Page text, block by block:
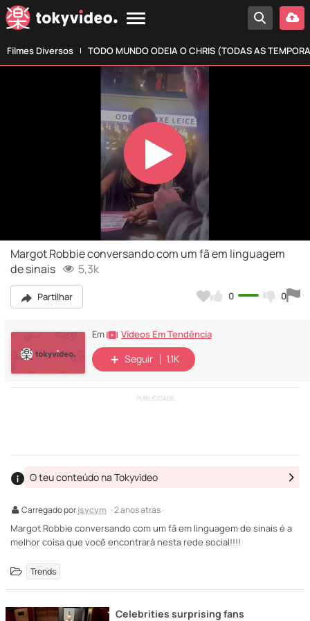
Filmes Diversos TODO MUNDO ODEIA O CHRIS (TODAS AS
Play
Video
Margot Robbie conversando com um fã em linguagem
de sinais
5,3k
Partilhar 0 0
Em Vídeos Em Tendência
Seguir 1,1K
PUBLICIDADE
Carregado porjsycym · 2 anos atrás ·
O teu conteúdo na Tokyvideo
Margot Robbie conversando com um fã em linguagem de sinais é a
melhor coisa que você encontrará nesta rede social!!!!
Trends
Celebrities surprising fans